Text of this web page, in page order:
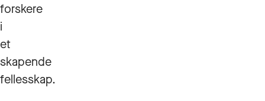
forskere
i
et
skapende
fellesskap.